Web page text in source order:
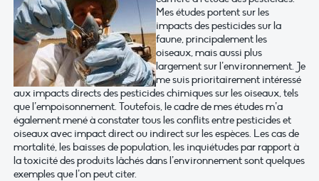
Mes études portent sur les
impacts des pesticides sur la
faune, principalement les
oiseaux, mais aussi plus
largement sur l’environnement. Je
me suis prioritairement intéressé
aux impacts directs des pesticides chimiques sur les oiseaux, tels
que l’empoisonnement. Toutefois, le cadre de mes études m’a
également mené à constater tous les conflits entre pesticides et
oiseaux avec impact direct ou indirect sur les espèces. Les cas de
mortalité, les baisses de population, les inquiétudes par rapport à
la toxicité des produits lâchés dans l’environnement sont quelques
exemples que l’on peut citer.